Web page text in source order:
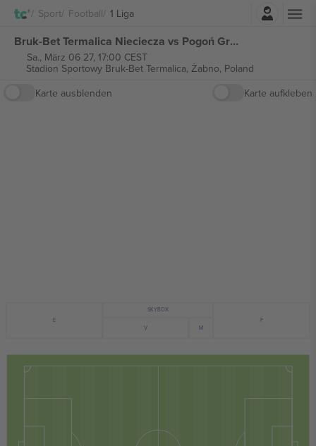
Sport Football 1 Liga
Bruk-Bet Termalica Nieciecza vs Pogoń Grodzisk Mazowiecki 1 Liga tickets
Sa., März 06 27, 17:00 CEST
Stadion Sportowy Bruk-Bet Termalica, Żabno, Poland
Karte ausblenden
Karte aufkleben
F
E
V
SKYBOX
M